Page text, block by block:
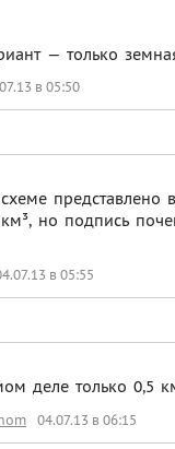
— только
в 05:50
представлено
но подпись
в 05:55
деле только 0,5
04.07.13 в 06:15